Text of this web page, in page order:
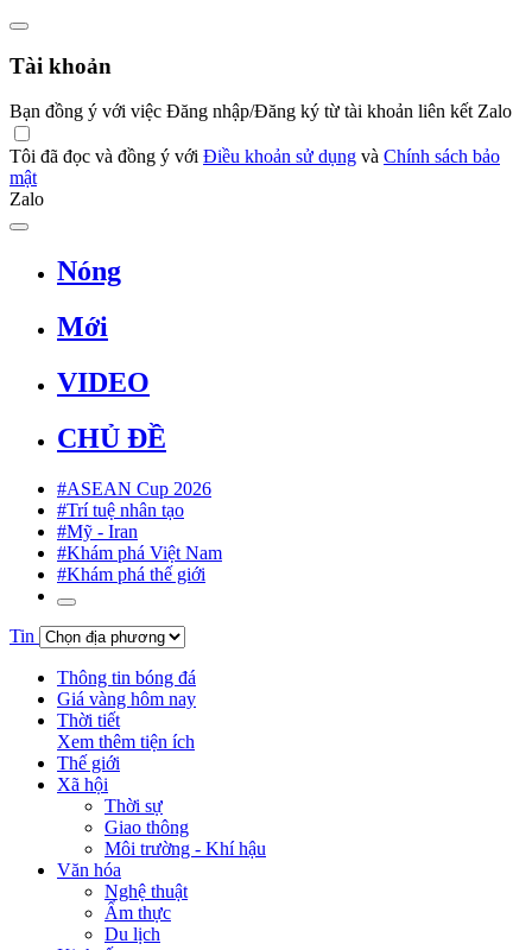
Tài khoản
Bạn đồng ý với việc Đăng nhập/Đăng ký từ tài khoản liên kết Zalo
Tôi đã đọc và đồng ý với Điều khoản sử dụng và Chính sách bảo
mật
Zalo
Nóng
Mới
VIDEO
CHỦ ĐỀ
#ASEAN Cup 2026
#Trí tuệ nhân tạo
#Mỹ - Iran
#Khám phá Việt Nam
#Khám phá thế giới
Tin
Thông tin bóng đá
Giá vàng hôm nay
Thời tiết
Xem thêm tiện ích
Thế giới
Xã hội
Thời sự
Giao thông
Môi trường - Khí hậu
Văn hóa
Nghệ thuật
Ẩm thực
Du lịch